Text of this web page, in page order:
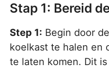
Stap 1: Bereid
Step 1: Begin door
koelkast te halen en
te laten komen. Dit